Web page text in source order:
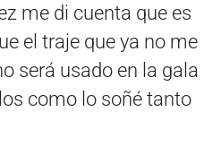
me di cuenta que es
el traje que ya no me
será usado en la gala
como lo soñé tanto